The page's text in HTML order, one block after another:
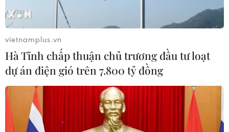
Mỹ sẽ triển khai thêm vài nghìn binh sỹ
tới biên giới Mexico
30/01/2019 03:09
Quyền Bộ trưởng Quốc phòng Mỹ cho biết quyết định
được đưa ra sau khi Bộ An ninh Nội địa yêu cầu giúp
vietnamplus.vn
Hà Tĩnh chấp thuận chủ trương đầu tư loạt
dự án điện gió trên 7.800 tỷ đồng